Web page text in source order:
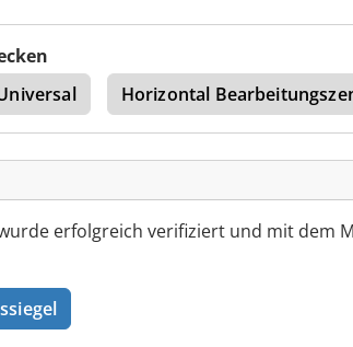
Horizontal
erfolgreich verifiziert und mit dem